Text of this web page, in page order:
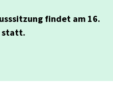
findet am 16.
statt.